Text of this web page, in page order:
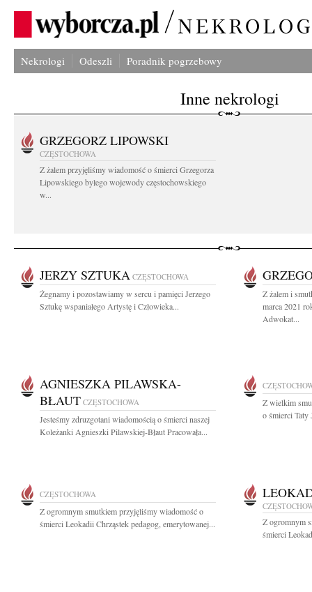
Nekrologi Odeszli Poradnik pogrzebowy
Inne nekrologi
GRZEGORZ LIPOWSKI
CZĘSTOCHOWA
Z żalem przyjęliśmy wiadomość o śmierci Grzegorza
Lipowskiego byłego wojewody częstochowskiego
w...
JERZY SZTUKA CZĘSTOCHOWA
Żegnamy i pozostawiamy w sercu i pamięci Jerzego
Sztukę wspaniałego Artystę i Człowieka...
Z żalem i
marca 2021
Adwokat...
AGNIESZKA PILAWSKA-
BŁAUT CZĘSTOCHOWA
Jesteśmy zdruzgotani wiadomością o śmierci naszej
Koleżanki Agnieszki Pilawskiej-Błaut Pracowała...
Z wielkim
o śmierci Taty
CZĘSTOCHOWA
Z ogromnym smutkiem przyjęliśmy wiadomość o
śmierci Leokadii Chrząstek pedagog, emerytowanej...
Z ogromnym
śmierci